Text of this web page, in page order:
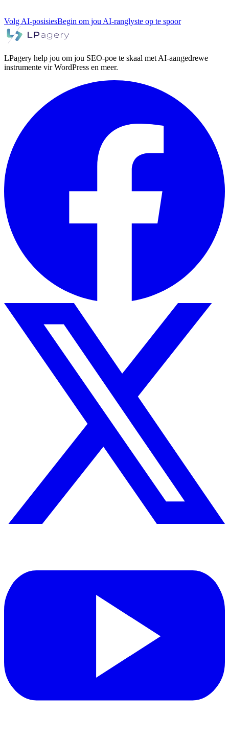
Volg AI-posisiesBegin om jou AI-ranglyste op te spoor
LPagery help jou om jou SEO-poe te skaal met AI-aangedrewe
instrumente vir WordPress en meer.